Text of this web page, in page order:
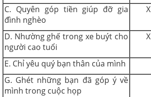
C. Quyên góp tiền giúp đỡ gia
đình nghèo
X
D. Nhường ghế trong xe buýt cho
người cao tuổi
X
E. Chỉ yêu quý bạn thân của mình
G. Ghét những bạn đã góp ý về
mình trong cuộc họp